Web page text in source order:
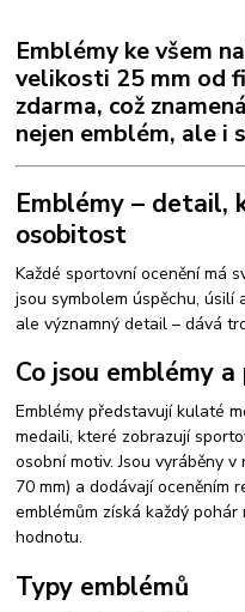
Emblémy ke všem
velikosti 25 mm od
zdarma, což
nejen emblém, ale i
Emblémy – detail,
osobitost
Každé sportovní ocenění má
jsou symbolem úspěchu, úsilí
ale významný detail – dává
Co jsou emblémy
Emblémy představují kulaté
medaili, které zobrazují
osobní motiv. Jsou vyráběny
70 mm) a dodávají oceněním
emblémům získá každý
hodnotu.
Typy emblémů